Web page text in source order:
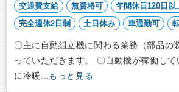
交通費支給 無資格可 年間休日120日以
完全週休2日制
土日休み 車通勤可
〇主に自動組立機に関わる業務（部品の
っていただきます。 〇自動機が稼働し
に冷暖...
もっと見る